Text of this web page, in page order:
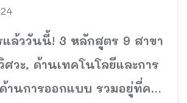
ล้ววันนี้! 3 หลักสูตร 9 สาขา
วะ, ด้านเทคโนโลยีและการ
านการออกแบบ รวมอยู่ที่คณะ